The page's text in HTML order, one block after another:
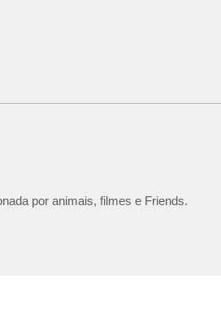
por animais, filmes e Friends.